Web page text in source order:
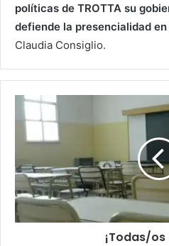
políticas de TROTTA su
defiende la presencialidad en
Claudia Consiglio.
¡Todas/